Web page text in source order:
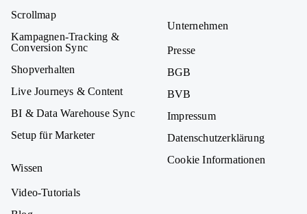
Scrollmap
Kampagnen-Tracking &
Conversion Sync
Shopverhalten
Live Journeys & Content
BI & Data Warehouse Sync
Setup für Marketer
Wissen
Video-Tutorials
Unternehmen
Presse
BGB
BVB
Impressum
Datenschutzerklärung
Cookie Informationen